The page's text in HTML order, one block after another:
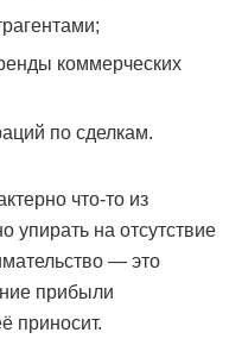
коммерческих
по сделкам.
что-то из
упирать на отсутствие
— это
прибыли
приносит.